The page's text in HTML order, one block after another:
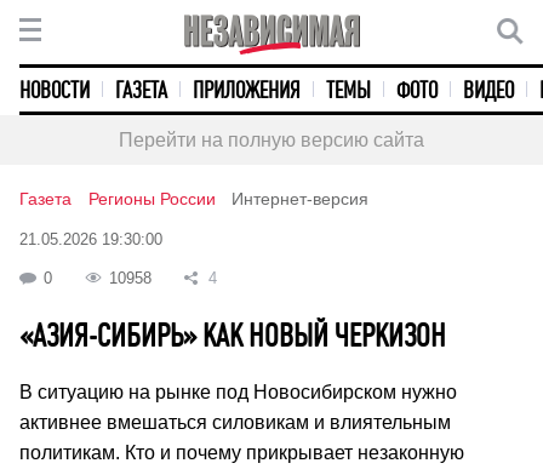
НОВОСТИ ГАЗЕТА ПРИЛОЖЕНИЯ ТЕМЫ ФОТО ВИДЕО
Перейти на полную версию сайта
Газета Регионы России Интернет-версия
21.05.2026 19:30:00
0 10958 4
«АЗИЯ-СИБИРЬ» КАК НОВЫЙ ЧЕРКИЗОН
В ситуацию на рынке под Новосибирском нужно
активнее вмешаться силовикам и влиятельным
политикам. Кто и почему прикрывает незаконную